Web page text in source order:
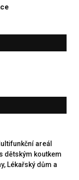
areál
dětským koutkem
Lékařský dům a